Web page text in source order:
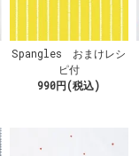
Spangles おまけレシ
ピ付
990円(税込)